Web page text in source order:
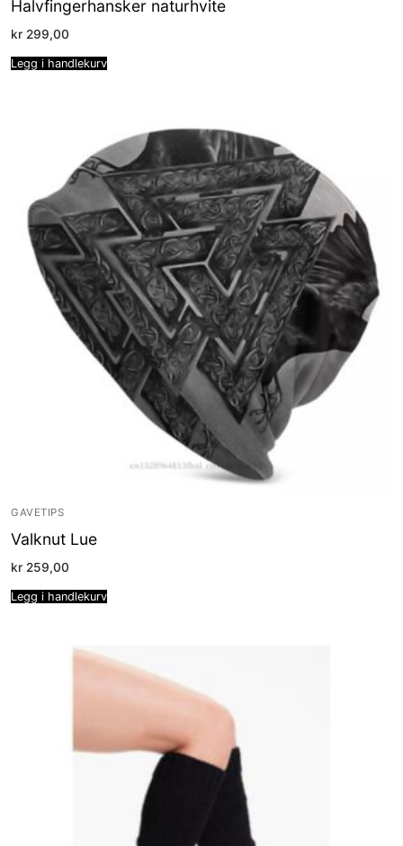
Halvfingerhansker naturhvite
kr 299,00
Legg i handlekurv
GAVETIPS
Valknut Lue
kr 259,00
Legg i handlekurv